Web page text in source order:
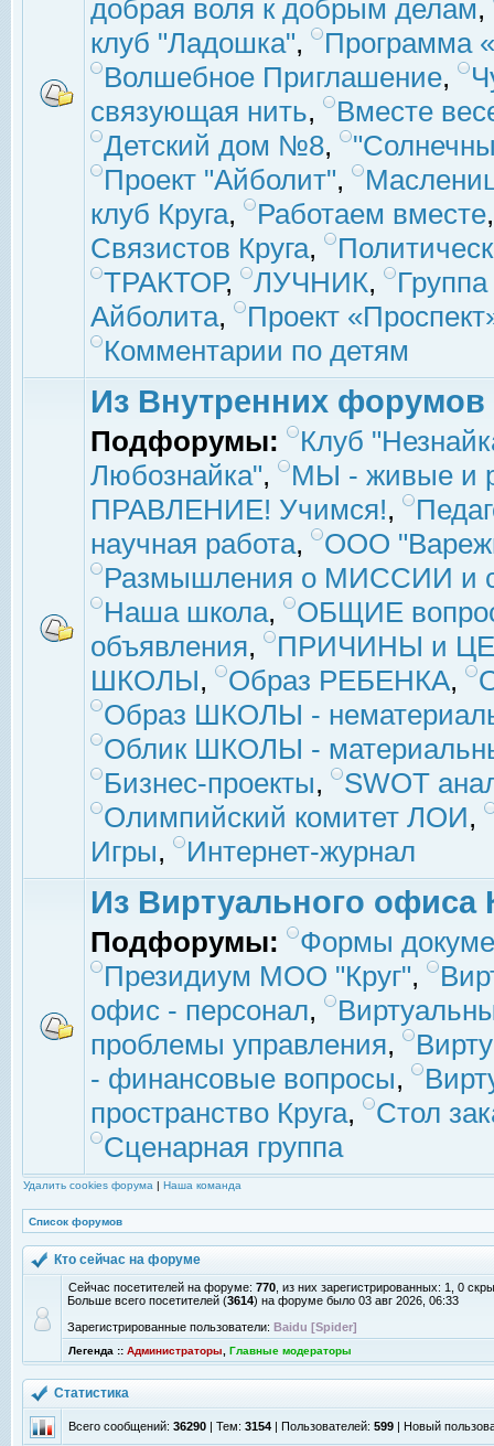
добрая воля к добрым делам,
клуб "Ладошка",
Программа
Волшебное Приглашение,
связующая нить,
Вместе
Детский дом №8,
Проект "Айболит",
клуб Круга, Работаем вместе
Связистов Круга,
ТРАКТОР, ЛУЧНИК,
Айболита,
Проект
Комментарии по детям
Из Внутренних форумов
Подфорумы:
Клуб
Любознайка",
МЫ - живые и
ПРАВЛЕНИЕ! Учимся!,
научная работа,
ООО
Размышления о МИССИИ и
Наша школа,
ОБЩИЕ
объявления,
ПРИЧИНЫ и
ШКОЛЫ, Образ РЕБЕНКА,
Образ ШКОЛЫ -
Облик ШКОЛЫ -
Бизнес-проекты,
SWOT
Олимпийский комитет ЛОИ,
Игры, Интернет-журнал
Из Виртуального офиса
Подфорумы:
Формы
Президиум МОО "Круг",
офис - персонал,
проблемы управления,
- финансовые вопросы,
пространство Круга,
Стол
Сценарная группа
Удалить cookies форума | Наша команда
Список форумов
Кто сейчас на форуме
Сейчас посетителей на форуме: 770 , из них зарегистрированных: 1, 0
Больше всего посетителей (3614) на форуме было 03 авг 2026, 06:33
Зарегистрированные пользователи: Baidu [Spider]
Легенда :: Администраторы Главные модераторы
Статистика
Всего сообщений: 36290 | Тем: 3154 | Пользователей: 599 | Новый